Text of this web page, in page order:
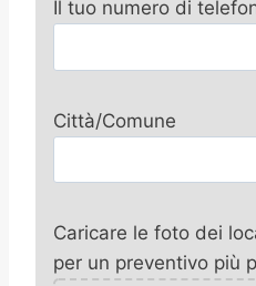
Il tuo numero di
Città/Comune
Caricare le foto dei
per un preventivo più